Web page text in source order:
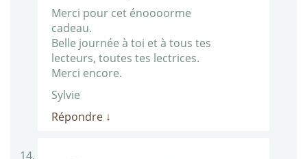
Merci pour cet énoooorme
cadeau.
Belle journée à toi et à tous tes
lecteurs, toutes tes lectrices.
Merci encore.
Sylvie
Répondre ↓